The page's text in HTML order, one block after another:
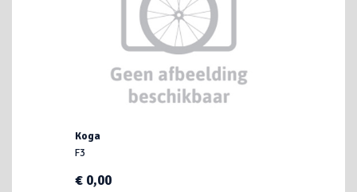
Koga
F3
€ 0,00